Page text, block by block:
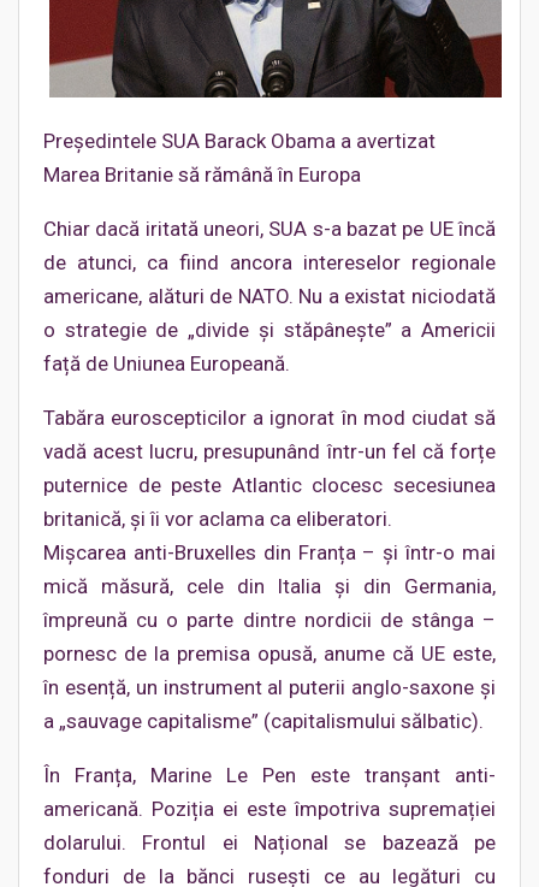
Președintele SUA Barack Obama a avertizat
Marea Britanie să rămână în Europa
Chiar dacă iritată uneori, SUA s-a bazat pe UE încă
de atunci, ca fiind ancora intereselor regionale
americane, alături de NATO. Nu a existat niciodată
o strategie de „divide și stăpânește” a Americii
față de Uniunea Europeană.
Tabăra euroscepticilor a ignorat în mod ciudat să
vadă acest lucru, presupunând într-un fel că forțe
puternice de peste Atlantic clocesc secesiunea
britanică, și îi vor aclama ca eliberatori.
Mișcarea anti-Bruxelles din Franța – și într-o mai
mică măsură, cele din Italia și din Germania,
împreună cu o parte dintre nordicii de stânga –
pornesc de la premisa opusă, anume că UE este,
în esență, un instrument al puterii anglo-saxone și
a „sauvage capitalisme” (capitalismului sălbatic).
În Franța, Marine Le Pen este tranșant anti-
americană. Poziția ei este împotriva supremației
dolarului. Frontul ei Național se bazează pe
fonduri de la bănci rusești ce au legături cu